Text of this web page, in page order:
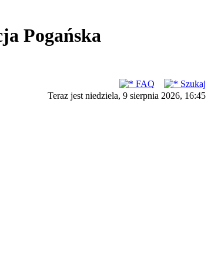
Pogańska
FAQ
Szukaj
Teraz jest niedziela, 9 sierpnia 2026, 16:45